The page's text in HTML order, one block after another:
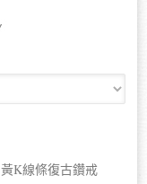
黃K線條復古鑽戒